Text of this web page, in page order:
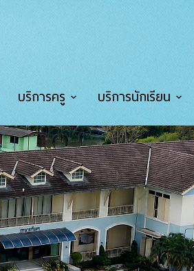
บริการครู บริการนักเรียน